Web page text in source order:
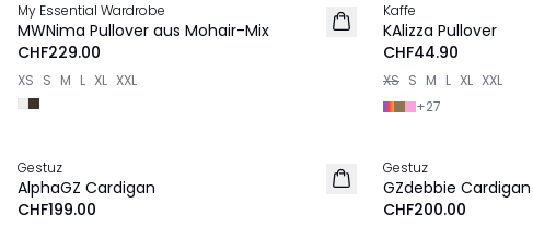
NEU
My Essential Wardrobe
MWNima Pullover aus Mohair-Mix
CHF229.00
XS S M L XL XXL
NEU
Kaffe
KAlizza Pullover
CHF44.90
XS S M L XL XXL
+27
NEU
Gestuz
AlphaGZ Cardigan
CHF199.00
NEU
Gestuz
GZdebbie Cardigan
CHF200.00